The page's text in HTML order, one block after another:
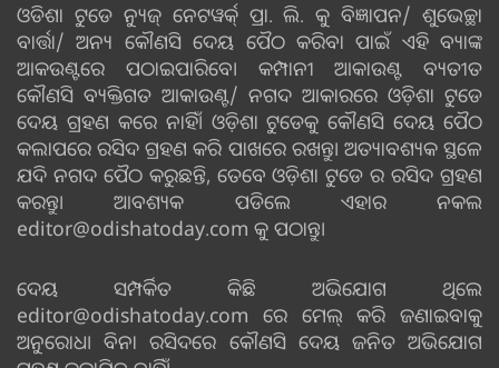
ଓଡିଶା ଟୁଡେ ନ୍ୟୁଜ୍ ନେଟୱର୍କ୍ ପ୍ରା. ଲି. କୁ ବିଜ୍ଞାପନ/ ଶୁଭେଚ୍ଛା
ବାର୍ତ୍ତା/ ଅନ୍ୟ କୌଣସି ଦେୟ ପୈଠ କରିବା ପାଇଁ ଏହି ବ୍ୟାଙ୍କ
ଆକଉଣ୍ଟରେ ପଠାଇପାରିବେ। କମ୍ପାନୀ ଆକାଉଣ୍ଟ ବ୍ୟତୀତ
କୌଣସି ବ୍ୟକ୍ତିଗତ ଆକାଉଣ୍ଟ/ ନଗଦ ଆକାରରେ ଓଡ଼ିଶା ଟୁଡେ
ଦେୟ ଗ୍ରହଣ କରେ ନାହିଁ। ଓଡ଼ିଶା ଟୁଡେକୁ କୌଣସି ଦେୟ ପୈଠ
କଲାପରେ ରସିଦ ଗ୍ରହଣ କରି ପାଖରେ ରଖନ୍ତୁ। ଅତ୍ୟାବଶ୍ୟକ ସ୍ଥଳେ
ଯଦି ନଗଦ ପୈଠ କରୁଛନ୍ତି, ତେବେ ଓଡ଼ିଶା ଟୁଡେ ର ରସିଦ ଗ୍ରହଣ
କରନ୍ତୁ। ଆବଶ୍ୟକ ପଡିଲେ ଏହାର ନକଲ
editor@odishatoday.com କୁ ପଠାନ୍ତୁ।
ଦେୟ ସମ୍ପର୍କିତ କିଛି ଅଭିଯୋଗ ଥିଲେ
editor@odishatoday.com ରେ ମେଲ୍ କରି ଜଣାଇବାକୁ
ଅନୁରୋଧ। ବିନା ରସିଦରେ କୌଣସି ଦେୟ ଜନିତ ଅଭିଯୋଗ